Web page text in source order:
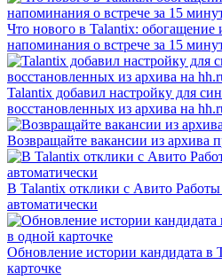
Что нового в Talantix: обогащение
напоминания о встрече за 15
Talantix добавил настройку для
восстановленных из архива на
Возвращайте вакансии из архива
В Talantix отклики с Авито Работы
автоматически
Обновление истории кандидата в
карточке